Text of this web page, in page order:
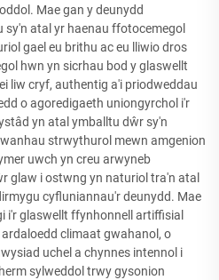
Mae gan y deunydd
sy'n atal yr haenau ffotocemegol
gael eu brithu ac eu lliwio dros
hwn yn sicrhau bod y glaswellt
liw cryf, authentig a'i priodweddau
o agoredigaeth uniongyrchol i'r
yn atal ymballtu dŵr sy'n
strwythurol mewn amgenion
uwch yn creu arwyneb
glaw i ostwng yn naturiol tra'n atal
cyfluniannau'r deunydd. Mae
i'r glaswellt ffynhonnell artiffisial
climaat gwahanol, o
uchel a chynnes intennol i
sylweddol trwy gysonion